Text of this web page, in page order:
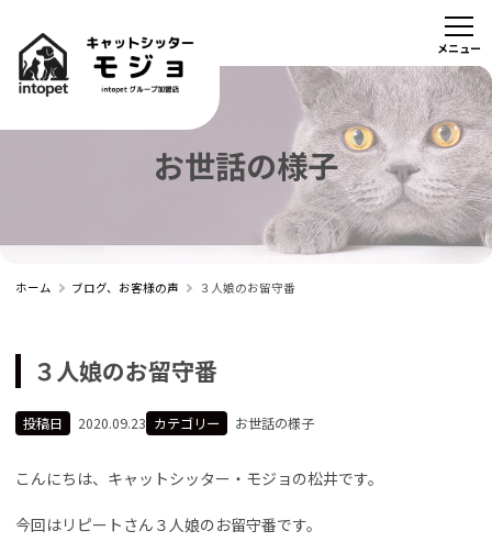
お世話の様子
ホーム ブログ、お客様の声 ３人娘のお留守番
３人娘のお留守番
投稿日 2020.09.23 カテゴリー お世話の様子
こんにちは、キャットシッター・モジョの松井です。
今回はリピートさん３人娘のお留守番です。